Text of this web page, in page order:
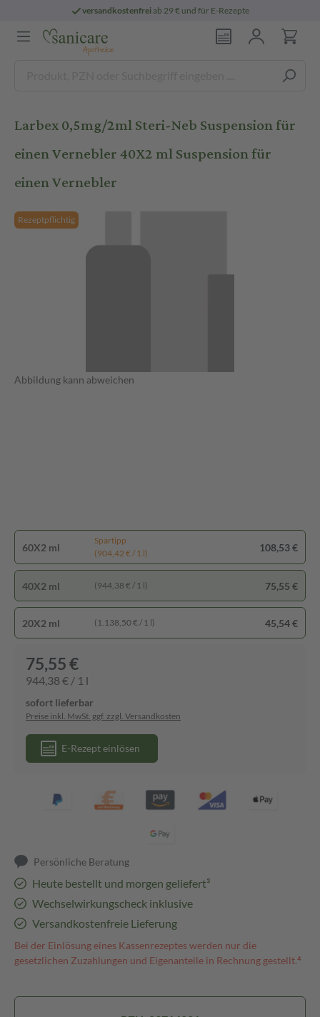
versandkostenfreiab 29 € und für E-Rezepte
Larbex 0,5mg/2ml Steri-Neb Suspension für
einen Vernebler 40X2 ml Suspension für
einen Vernebler
Rezeptpflichtig
Abbildung kann abweichen
60X2 ml
Spartipp
(904,42 € / 1 l)
108,53 €
40X2 ml (944,38 € / 1 l) 75,55 €
20X2 ml (1.138,50 € / 1 l) 45,54 €
75,55 €
944,38 € / 1 l
sofort lieferbar
Preise inkl. MwSt. ggf. zzgl. Versandkosten
E-Rezept einlösen
Persönliche Beratung
Heute bestellt und morgen geliefert³
Wechselwirkungscheck inklusive
Versandkostenfreie Lieferung
Bei der Einlösung eines Kassenrezeptes werden nur die
gesetzlichen Zuzahlungen und Eigenanteile in Rechnung gestellt.⁴